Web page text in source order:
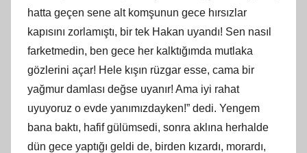
hatta geçen sene alt komşunun gece hırsızlar
kapısını zorlamıştı, bir tek Hakan uyandı! Sen nasıl
farketmedin, ben gece her kalktığımda mutlaka
gözlerini açar! Hele kışın rüzgar esse, cama bir
yağmur damlası değse uyanır! Ama iyi rahat
uyuyoruz o evde yanımızdayken!” dedi. Yengem
bana baktı, hafif gülümsedi, sonra aklına herhalde
dün gece yaptığı geldi de, birden kızardı, morardı,